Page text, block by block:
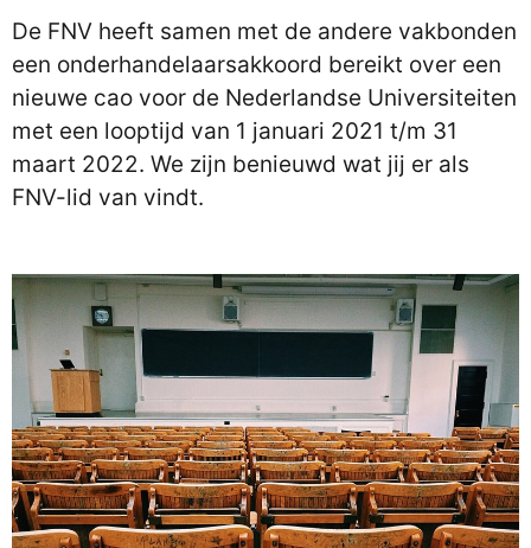
De FNV heeft samen met de andere vakbonden
een onderhandelaarsakkoord bereikt over een
nieuwe cao voor de Nederlandse Universiteiten
met een looptijd van 1 januari 2021 t/m 31
maart 2022. We zijn benieuwd wat jij er als
FNV-lid van vindt.